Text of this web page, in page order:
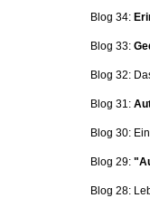
Blog 34:
Blog 33:
Blog 32:
Blog 31:
Blog 30: Ein
Blog 29:
Blog 28: